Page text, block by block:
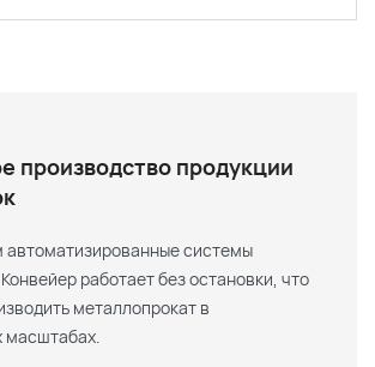
производство продукции
автоматизированные системы
работает без остановки, что
металлопрокат в